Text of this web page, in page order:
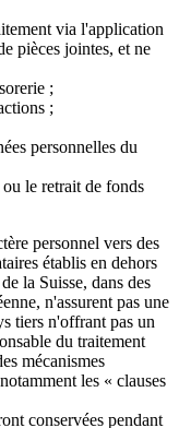
via l'application
pièces jointes, et ne
;
;
personnelles du
le retrait de fonds
personnel vers des
établis en dehors
la Suisse, dans des
n'assurent pas une
tiers n'offrant pas un
du traitement
mécanismes
les « clauses
conservées pendant